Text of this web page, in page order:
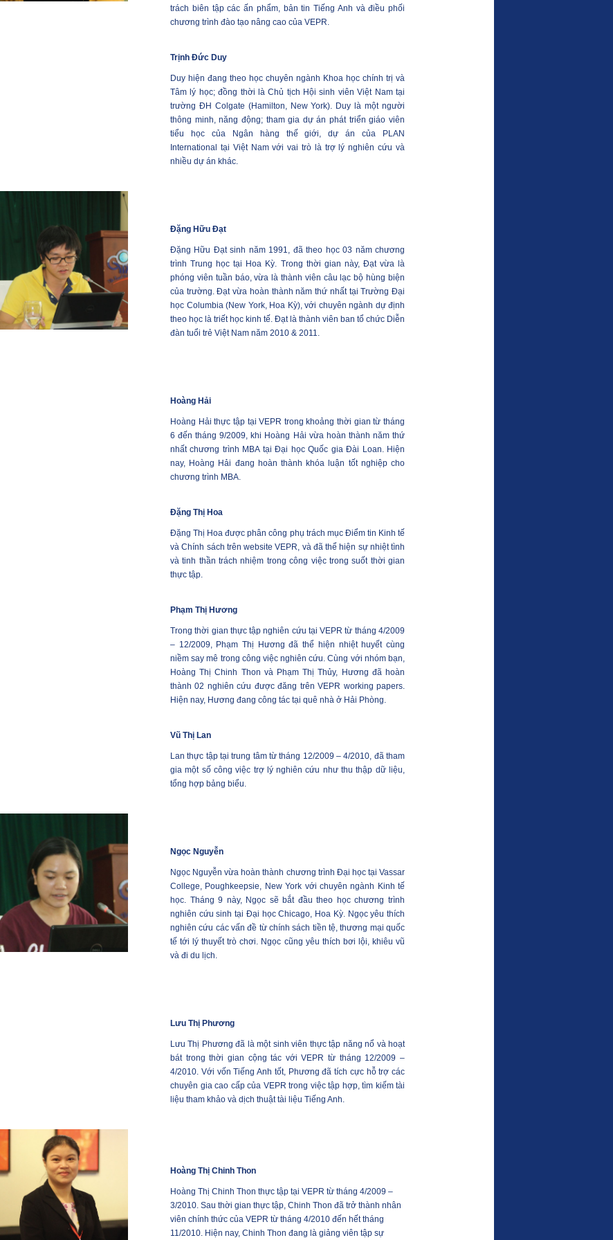
trách biên tập các ấn phẩm, bản tin Tiếng Anh và điều phối
chương trình đào tạo nâng cao của VEPR.
Trịnh Đức Duy
Duy hiện đang theo học chuyên ngành Khoa học chính trị và
Tâm lý học; đồng thời là Chủ tịch Hội sinh viên Việt Nam tại
trường ĐH Colgate (Hamilton, New York). Duy là một người
thông minh, năng động; tham gia dự án phát triển giáo viên
tiểu học của Ngân hàng thế giới, dự án của PLAN
International tại Việt Nam với vai trò là trợ lý nghiên cứu và
nhiều dự án khác.
Đặng Hữu Đạt
Đặng Hữu Đạt sinh năm 1991, đã theo học 03 năm chương
trình Trung học tại Hoa Kỳ. Trong thời gian này, Đạt vừa là
phóng viên tuần báo, vừa là thành viên câu lạc bộ hùng biện
của trường. Đạt vừa hoàn thành năm thứ nhất tại Trường Đại
học Columbia (New York, Hoa Kỳ), với chuyên ngành dự định
theo học là triết học kinh tế. Đạt là thành viên ban tổ chức Diễn
đàn tuổi trẻ Việt Nam năm 2010 & 2011.
Hoàng Hải
Hoàng Hải thực tập tại VEPR trong khoảng thời gian từ tháng
6 đến tháng 9/2009, khi Hoàng Hải vừa hoàn thành năm thứ
nhất chương trình MBA tại Đại học Quốc gia Đài Loan. Hiện
nay, Hoàng Hải đang hoàn thành khóa luận tốt nghiệp cho
chương trình MBA.
Đặng Thị Hoa
Đặng Thị Hoa được phân công phụ trách mục Điểm tin Kinh tế
và Chính sách trên website VEPR, và đã thể hiện sự nhiệt tình
và tinh thần trách nhiệm trong công việc trong suốt thời gian
thực tập.
Phạm Thị Hương
Trong thời gian thực tập nghiên cứu tại VEPR từ tháng 4/2009
– 12/2009, Phạm Thị Hương đã thể hiện nhiệt huyết cùng
niềm say mê trong công việc nghiên cứu. Cùng với nhóm bạn,
Hoàng Thị Chinh Thon và Phạm Thị Thủy, Hương đã hoàn
thành 02 nghiên cứu được đăng trên VEPR working papers.
Hiện nay, Hương đang công tác tại quê nhà ở Hải Phòng.
Vũ Thị Lan
Lan thực tập tại trung tâm từ tháng 12/2009 – 4/2010, đã tham
gia một số công việc trợ lý nghiên cứu như thu thập dữ liệu,
tổng hợp bảng biểu.
Ngọc Nguyễn
Ngọc Nguyễn vừa hoàn thành chương trình Đại học tại Vassar
College, Poughkeepsie, New York với chuyên ngành Kinh tế
học. Tháng 9 này, Ngọc sẽ bắt đầu theo học chương trình
nghiên cứu sinh tại Đại học Chicago, Hoa Kỳ. Ngọc yêu thích
nghiên cứu các vấn đề từ chính sách tiền tệ, thương mại quốc
tế tới lý thuyết trò chơi. Ngọc cũng yêu thích bơi lội, khiêu vũ
và đi du lịch.
Lưu Thị Phương
Lưu Thị Phương đã là một sinh viên thực tập năng nổ và hoạt
bát trong thời gian cộng tác với VEPR từ tháng 12/2009 –
4/2010. Với vốn Tiếng Anh tốt, Phương đã tích cực hỗ trợ các
chuyên gia cao cấp của VEPR trong việc tập hợp, tìm kiếm tài
liệu tham khảo và dịch thuật tài liệu Tiếng Anh.
Hoàng Thị Chinh Thon
Hoàng Thị Chinh Thon thực tập tại VEPR từ tháng 4/2009 –
3/2010. Sau thời gian thực tập, Chinh Thon đã trở thành nhân
viên chính thức của VEPR từ tháng 4/2010 đến hết tháng
11/2010. Hiện nay, Chinh Thon đang là giảng viên tập sự